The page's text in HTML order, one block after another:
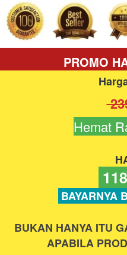
PROMO
Hemat
BAYARNYA
BUKAN HANYA ITU
APABILA